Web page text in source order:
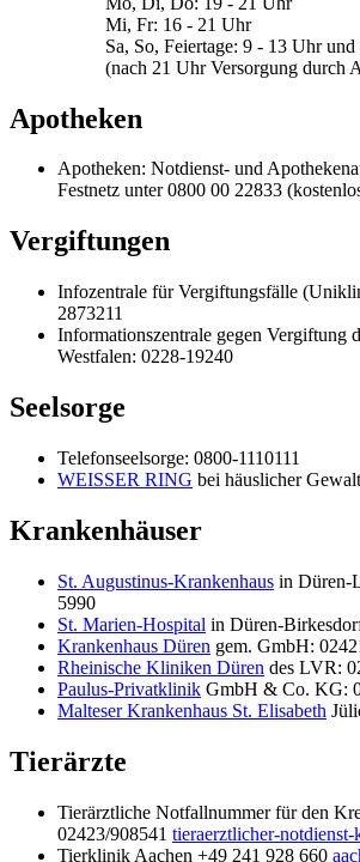
Mi, Fr: 16 - 21 Uhr
Sa, So, Feiertage: 9 - 13 Uhr
(nach 21 Uhr Versorgung durch
Apotheken
Apotheken: Notdienst- und
Festnetz unter 0800 00 22833
Vergiftungen
Infozentrale für Vergiftungsfälle
2873211
Informationszentrale gegen Vergiftung
Westfalen: 0228-19240
Seelsorge
Telefonseelsorge: 0800-1110111
WEISSER RING bei häuslicher Gewalt
Krankenhäuser
St. Augustinus-Krankenhaus in Düren-
5990
St. Marien-Hospital in Düren-
Krankenhaus Düren gem. GmbH:
Rheinische Kliniken Düren des LVR:
Paulus-Privatklinik GmbH & Co. KG:
Malteser Krankenhaus St. Elisabeth
Tierärzte
Tierärztliche Notfallnummer für den
02423/908541 tieraerztlicher-notdienst-
Tierklinik Aachen +49 241 928 660